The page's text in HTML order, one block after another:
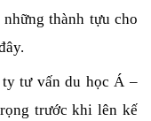
thành tựu cho
ty tư vấn du học Á –
trước khi lên kế